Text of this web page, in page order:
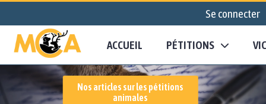
Se connecter
ACCUEIL PÉTITIONS
Nos articles sur les pétitions
animales